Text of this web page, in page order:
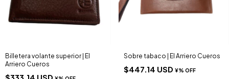
Billetera volante superior | El
Arriero Cueros
$333.14 USD
Sobre tabaco | El Arriero Cueros
$447.14 USD